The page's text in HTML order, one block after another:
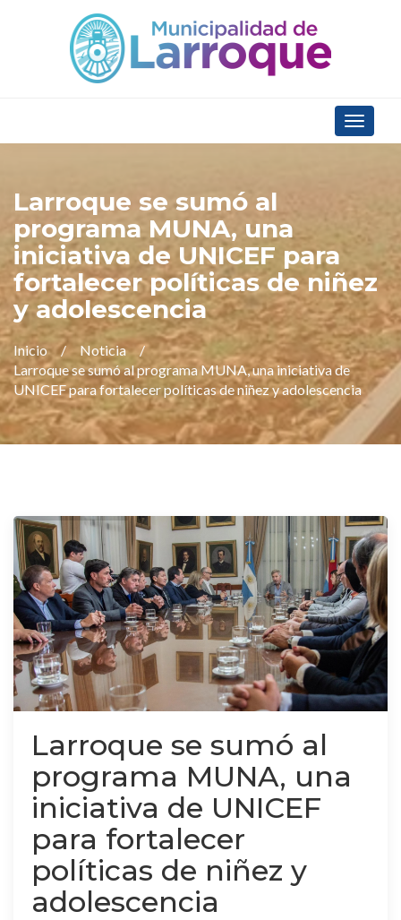
Toggle
Larroque se sumó al
programa MUNA, una
iniciativa de UNICEF para
fortalecer políticas de niñez
y adolescencia
Inicio
Noticia
Larroque se sumó al programa MUNA, una iniciativa de
UNICEF para fortalecer políticas de niñez y adolescencia
Larroque se sumó al
programa MUNA, una
iniciativa de UNICEF
para fortalecer
políticas de niñez y
adolescencia